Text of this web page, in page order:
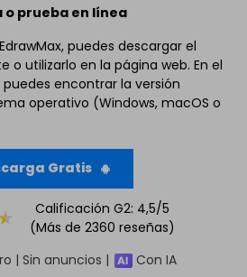
o prueba en línea
puedes descargar el
utilizarlo en la página web. En el
puedes encontrar la versión
operativo (Windows, macOS o
Gratis
Calificación G2: 4,5/5
(Más de 2360 reseñas)
| Sin anuncios |
Con IA